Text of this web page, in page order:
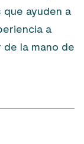
ayuden a
a
la mano de